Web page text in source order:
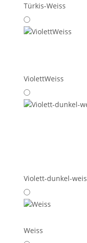
Türkis-Weiss
ViolettWeiss
Violett-dunkel-
Weiss